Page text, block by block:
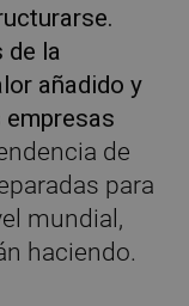
de la
añadido y
de
para
mundial,
haciendo.